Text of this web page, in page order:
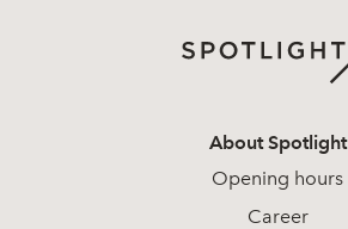
About Spotlight
Opening hours
Career